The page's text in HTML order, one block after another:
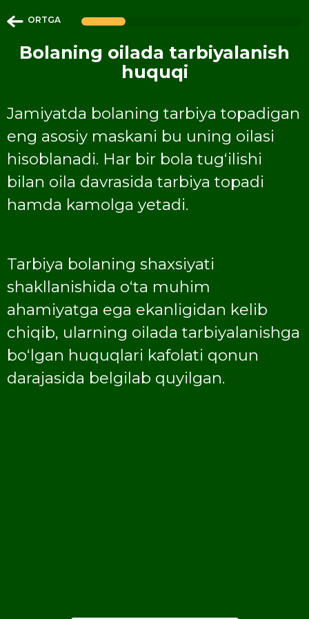
ORTGA
Bolaning oilada tarbiyalanish
huquqi
Jamiyatda bolaning tarbiya topadigan
eng asosiy maskani bu uning oilasi
hisoblanadi. Har bir bola tugʻilishi
bilan oila davrasida tarbiya topadi
hamda kamolga yetadi.
Tarbiya bolaning shaxsiyati
shakllanishida oʻta muhim
ahamiyatga ega ekanligidan kelib
chiqib, ularning oilada tarbiyalanishga
boʻlgan huquqlari kafolati qonun
darajasida belgilab quyilgan.